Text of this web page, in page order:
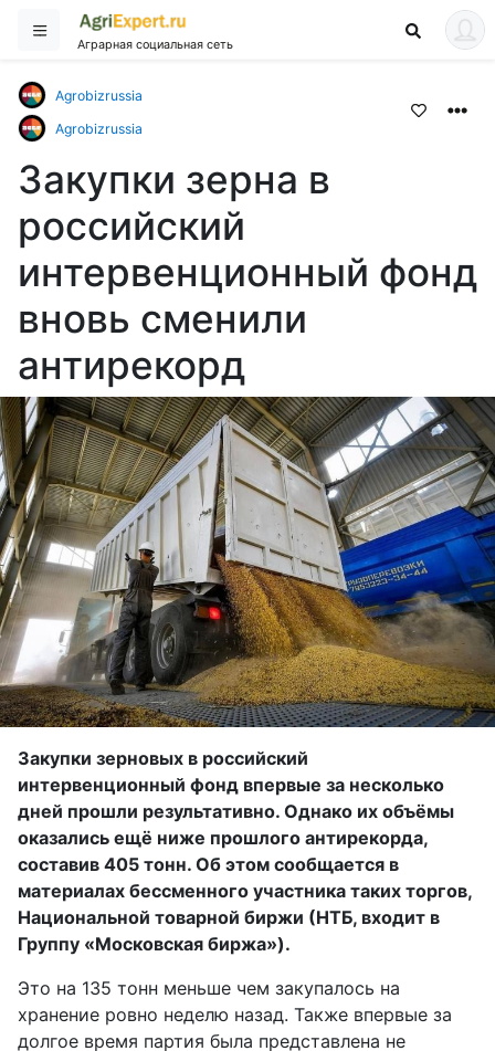
Аграрная социальная сеть
Agrobizrussia
Agrobizrussia
Закупки зерна в
российский
интервенционный фонд
вновь сменили
антирекорд
Закупки зерновых в российский
интервенционный фонд впервые за несколько
дней прошли результативно. Однако их объёмы
оказались ещё ниже прошлого антирекорда,
составив 405 тонн. Об этом сообщается в
материалах бессменного участника таких торгов,
Национальной товарной биржи (НТБ, входит в
Группу «Московская биржа»).
Это на 135 тонн меньше чем закупалось на
хранение ровно неделю назад. Также впервые за
долгое время партия была представлена не